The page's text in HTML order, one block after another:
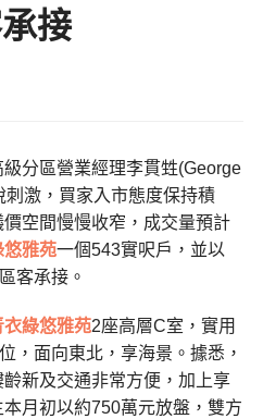
接
分區營業經理李貫甡(George
刺激，買家入市態度保持積
空間慢慢收窄，成交量預計
悠雅苑一個543實呎戶，並以
客承接。
衣綠悠雅苑2座高層C室，實用
，面向東北，享海景。據悉，
新及交通非常方便，加上享
月初以約750萬元放盤，雙方